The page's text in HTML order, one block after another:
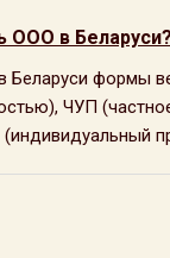
ООО в Беларуси?
Беларуси формы
ЧУП